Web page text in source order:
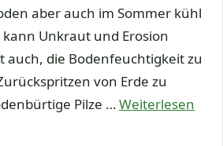
aber auch im Sommer kühl
Unkraut und Erosion
auch, die Bodenfeuchtigkeit zu
von Erde zu
Pilze …Weiterlesen